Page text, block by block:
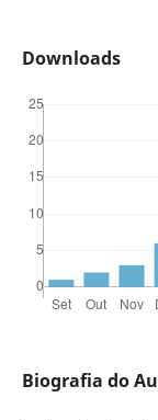
Downloads
Biografia do